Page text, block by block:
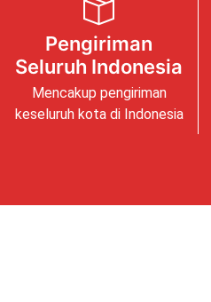
Pengiriman
Seluruh Indonesia
Mencakup pengiriman
keseluruh kota di Indonesia